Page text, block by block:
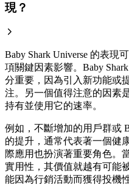
現？
Baby Shark Universe 的表現
項關鍵因素影響。Baby
分重要，因為引入新功能或
注。另一個值得注意的因素
持有並使用它的速率。
例如，不斷增加的用戶群或
的提升，通常代表著一個健
際應用也扮演著重要角色。
實用性，其價值就越有可能
能因為行銷活動而獲得投機